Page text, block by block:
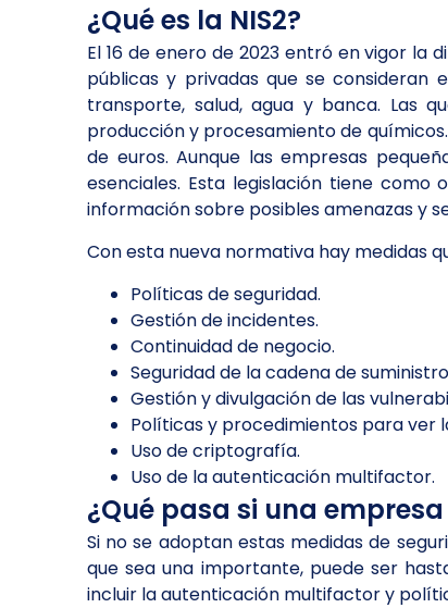
¿Qué es la NIS2?
El 16 de enero de 2023 entró en vigor la
públicas y privadas que se consideran
transporte, salud, agua y banca. Las
producción y procesamiento de
de euros. Aunque las empresas
esenciales. Esta legislación tiene
información sobre posibles amenazas y
Con esta nueva normativa hay medidas
Políticas de seguridad.
Gestión de incidentes.
Continuidad de negocio.
Seguridad de la cadena de
Gestión y divulgación de las
Políticas y procedimientos para ver
Uso de criptografía.
Uso de la autenticación multifactor.
¿Qué pasa si una
Si no se adoptan estas medidas de
que sea una importante, puede ser
incluir la autenticación multifactor y